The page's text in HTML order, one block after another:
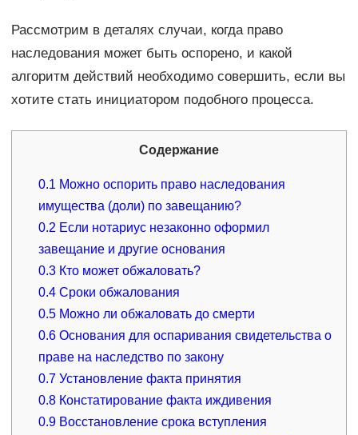
Рассмотрим в деталях случаи, когда право
наследования может быть оспорено, и какой
алгоритм действий необходимо совершить, если вы
хотите стать инициатором подобного процесса.
Содержание
0.1 Можно оспорить право наследования
имущества (доли) по завещанию?
0.2 Если нотариус незаконно оформил
завещание и другие основания
0.3 Кто может обжаловать?
0.4 Сроки обжалования
0.5 Можно ли обжаловать до смерти
0.6 Основания для оспаривания свидетельства о
праве на наследство по закону
0.7 Установление факта принятия
0.8 Констатирование факта иждивения
0.9 Восстановление срока вступления